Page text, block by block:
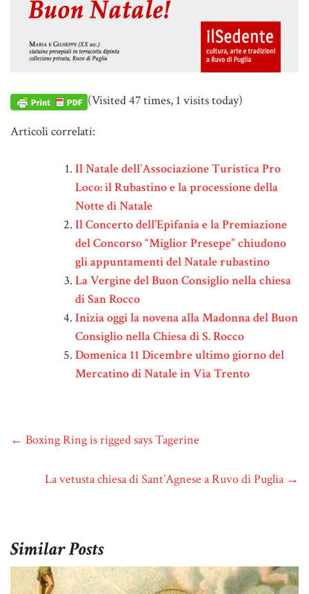
(Visited 47 times, 1 visits today)
Articoli correlati:
Il Natale dell’Associazione Turistica Pro
Loco: il Rubastino e la processione della
Notte di Natale
Il Concerto dell’Epifania e la Premiazione
del Concorso “Miglior Presepe” chiudono
gli appuntamenti del Natale rubastino
La Vergine del Buon Consiglio nella chiesa
di San Rocco
Inizia oggi la novena alla Madonna del Buon
Consiglio nella Chiesa di S. Rocco
Domenica 11 Dicembre ultimo giorno del
Mercatino di Natale in Via Trento
← Boxing Ring is rigged says Tagerine
La vetusta chiesa di Sant’Agnese a Ruvo di Puglia →
Similar Posts